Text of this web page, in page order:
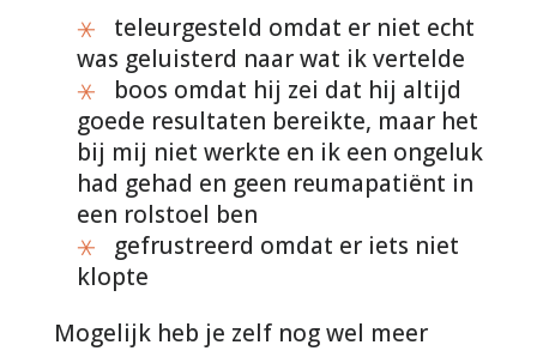
teleurgesteld omdat er niet echt
was geluisterd naar wat ik vertelde
boos omdat hij zei dat hij altijd
goede resultaten bereikte, maar het
bij mij niet werkte en ik een ongeluk
had gehad en geen reumapatiënt in
een rolstoel ben
gefrustreerd omdat er iets niet
klopte
Mogelijk heb je zelf nog wel meer